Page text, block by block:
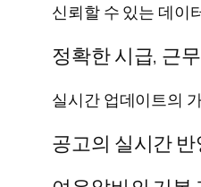
신뢰할 수 있는 데이
정확한 시급, 근
실시간 업데이트의
공고의 실시간